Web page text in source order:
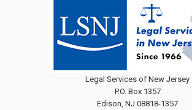
Legal Services of New Jersey
P.O. Box 1357
Edison, NJ 08818-1357